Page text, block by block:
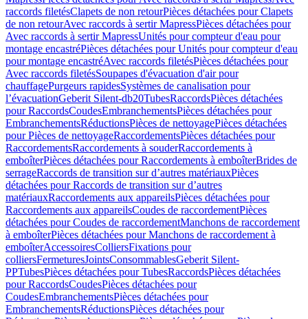
raccords filetésClapets de non retourPièces détachées pour Clapets
de non retourAvec raccords à sertir MapressPièces détachées pour
Avec raccords à sertir MapressUnités pour compteur d'eau pour
montage encastréPièces détachées pour Unités pour compteur d'eau
pour montage encastréAvec raccords filetésPièces détachées pour
Avec raccords filetésSoupapes d'évacuation d'air pour
chauffagePurgeurs rapidesSystèmes de canalisation pour
l’évacuationGeberit Silent-db20TubesRaccordsPièces détachées
pour RaccordsCoudesEmbranchementsPièces détachées pour
EmbranchementsRéductionsPièces de nettoyagePièces détachées
pour Pièces de nettoyageRaccordementsPièces détachées pour
RaccordementsRaccordements à souderRaccordements à
emboîterPièces détachées pour Raccordements à emboîterBrides de
serrageRaccords de transition sur d’autres matériauxPièces
détachées pour Raccords de transition sur d’autres
matériauxRaccordements aux appareilsPièces détachées pour
Raccordements aux appareilsCoudes de raccordementPièces
détachées pour Coudes de raccordementManchons de raccordement
à emboîterPièces détachées pour Manchons de raccordement à
emboîterAccessoiresColliersFixations pour
colliersFermeturesJointsConsommablesGeberit Silent-
PPTubesPièces détachées pour TubesRaccordsPièces détachées
pour RaccordsCoudesPièces détachées pour
CoudesEmbranchementsPièces détachées pour
EmbranchementsRéductionsPièces détachées pour